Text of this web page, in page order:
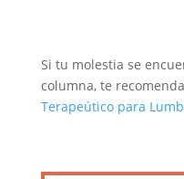
Si tu molestia se
columna, te
Terapeútico para